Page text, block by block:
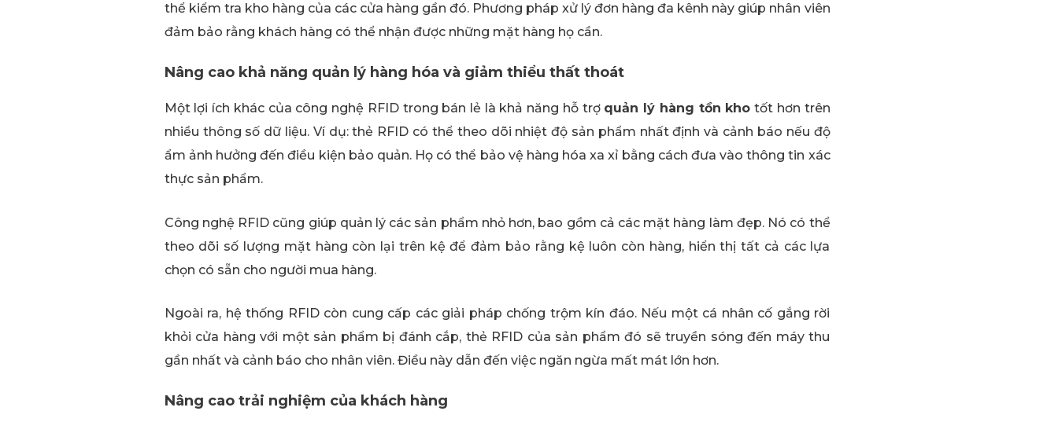
thể kiểm tra kho hàng của các cửa hàng gần đó. Phương pháp xử lý đơn hàng đa kênh này giúp nhân viên
đảm bảo rằng khách hàng có thể nhận được những mặt hàng họ cần.
Nâng cao khả năng quản lý hàng hóa và giảm thiểu thất thoát
Một lợi ích khác của công nghệ RFID trong bán lẻ là khả năng hỗ trợ quản lý hàng tồn kho tốt hơn trên
nhiều thông số dữ liệu. Ví dụ: thẻ RFID có thể theo dõi nhiệt độ sản phẩm nhất định và cảnh báo nếu độ
ẩm ảnh hưởng đến điều kiện bảo quản. Họ có thể bảo vệ hàng hóa xa xỉ bằng cách đưa vào thông tin xác
thực sản phẩm.
Công nghệ RFID cũng giúp quản lý các sản phẩm nhỏ hơn, bao gồm cả các mặt hàng làm đẹp. Nó có thể
theo dõi số lượng mặt hàng còn lại trên kệ để đảm bảo rằng kệ luôn còn hàng, hiển thị tất cả các lựa
chọn có sẵn cho người mua hàng.
Ngoài ra, hệ thống RFID còn cung cấp các giải pháp chống trộm kín đáo. Nếu một cá nhân cố gắng rời
khỏi cửa hàng với một sản phẩm bị đánh cắp, thẻ RFID của sản phẩm đó sẽ truyền sóng đến máy thu
gần nhất và cảnh báo cho nhân viên. Điều này dẫn đến việc ngăn ngừa mất mát lớn hơn.
Nâng cao trải nghiệm của khách hàng